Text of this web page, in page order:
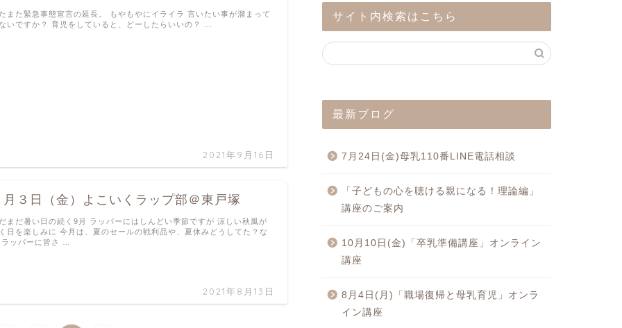
2021年9月16日
また緊急事態宣言の延長。 もやもやにイライラ 言いたい事が溜まって
いですか？ 育児をしていると、どーしたらいいの？ …
月３日（金）よこいくラップ部＠東戸塚
2021年8月13日
まだ暑い日の続く9月 ラッパーにはしんどい季節ですが 涼しい秋風が
日を楽しみに 今月は、夏のセールの戦利品や、夏休みどうしてた？な
ッパーに皆さ …
サイト内検索はこちら
最新ブログ
7月24日(金)母乳110番LINE電話相談
「子どもの心を聴ける親になる！理論編」
講座のご案内
10月10日(金)「卒乳準備講座」オンライン
講座
8月4日(月)「職場復帰と母乳育児」オンラ
イン講座